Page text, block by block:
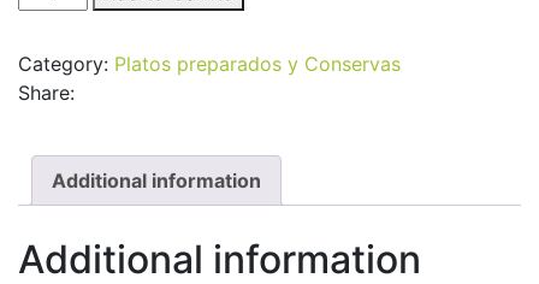
Bouillon
Sarraceno
quantity
Category: Platos preparados y Conservas
Share:
Additional information
Additional information